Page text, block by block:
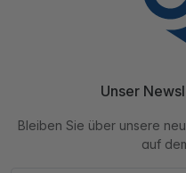
Unser
Bleiben Sie über unsere
auf